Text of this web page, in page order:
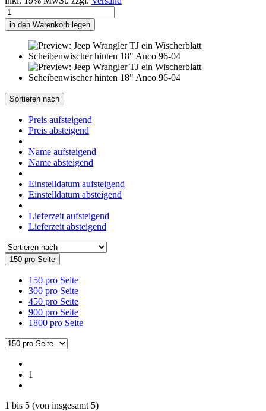
in den Warenkorb legen
Sortieren nach
Preis aufsteigend
Preis absteigend
Name aufsteigend
Name absteigend
Einstelldatum aufsteigend
Einstelldatum absteigend
Lieferzeit aufsteigend
Lieferzeit absteigend
150 pro Seite
150 pro Seite
300 pro Seite
450 pro Seite
900 pro Seite
1800 pro Seite
1
1 bis 5 (von insgesamt 5)